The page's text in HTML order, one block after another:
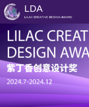
LDA
LILACCREATIVEDESIGNAWARD